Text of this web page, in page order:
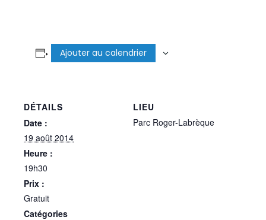
Ajouter au calendrier
DÉTAILS
Date :
19 août 2014
Heure :
19h30
Prix :
Gratuit
Catégories
LIEU
Parc Roger-Labrèque